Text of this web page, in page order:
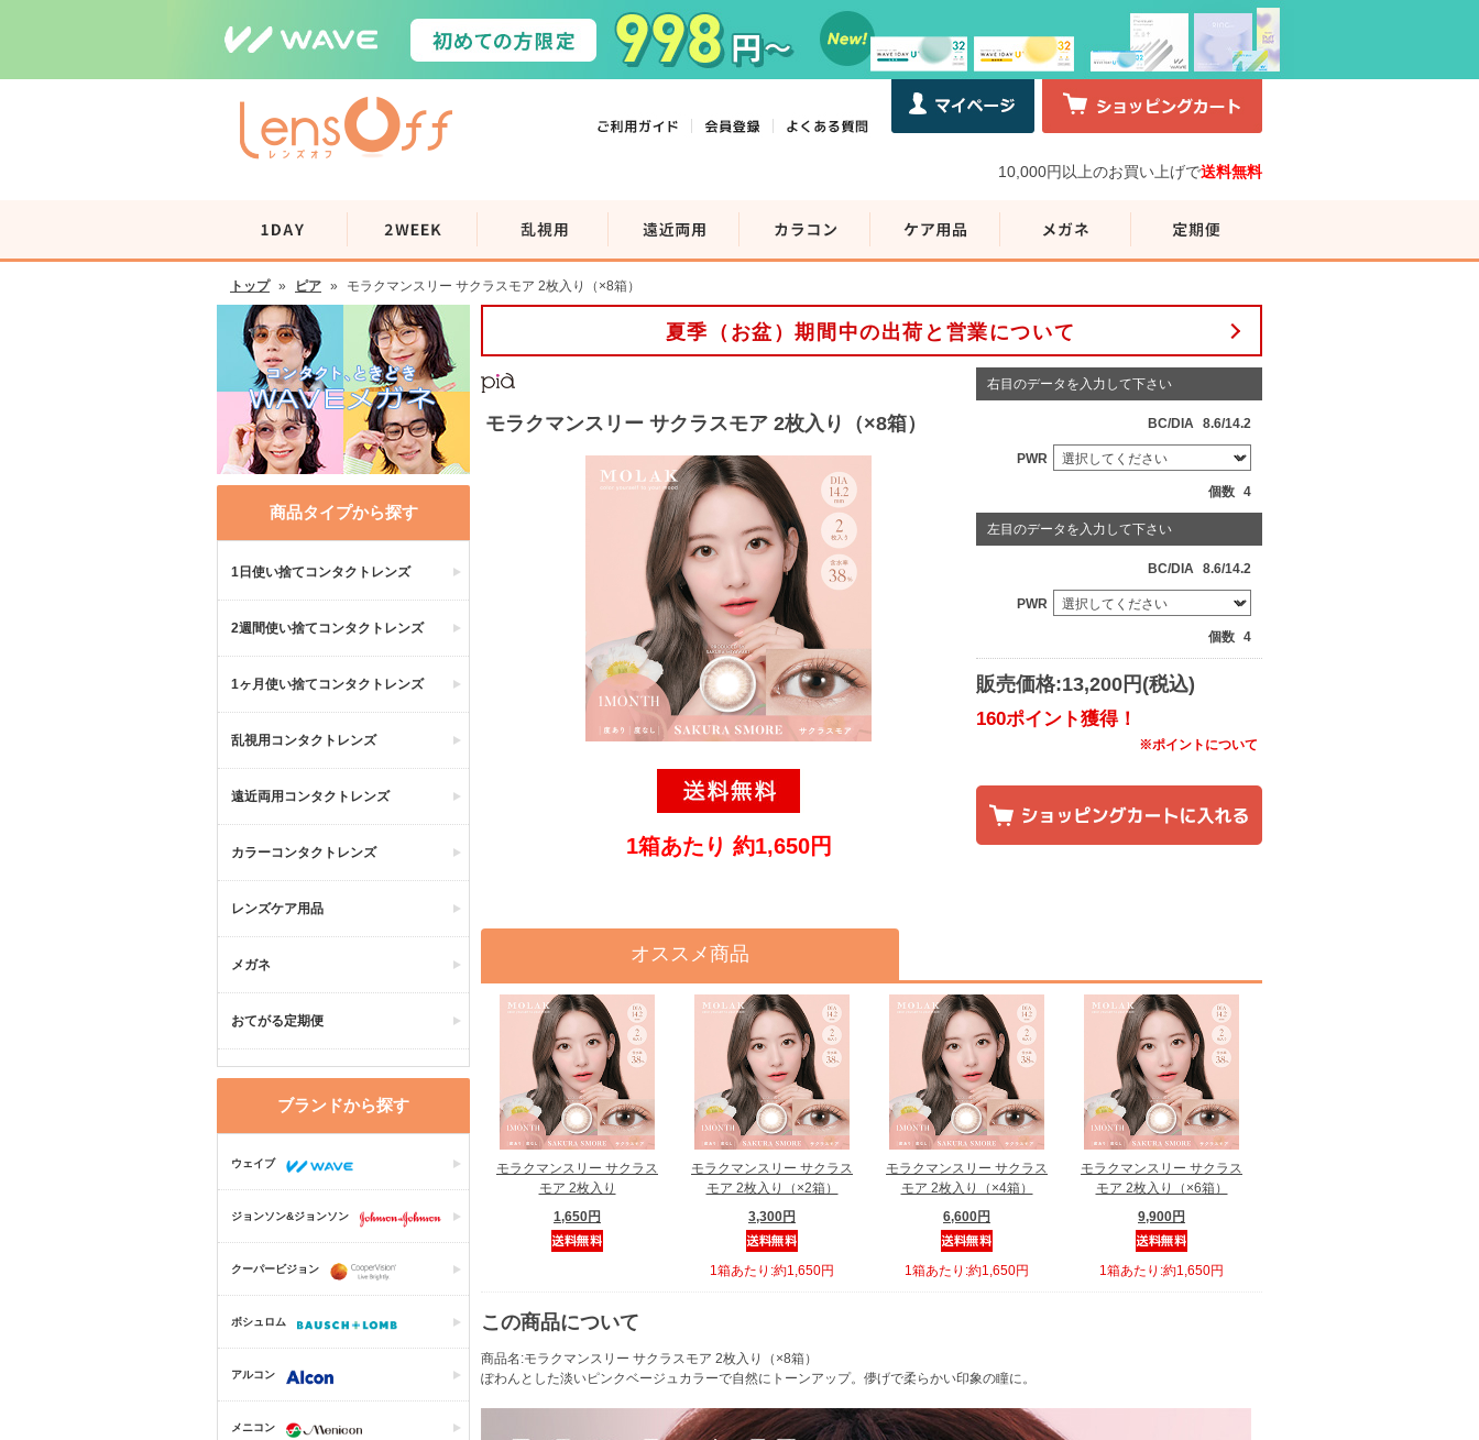
10,000円以上のお買い上げで送料無料
トップ » ピア » モラクマンスリー サクラスモア 2枚入り（×8箱）
商品タイプから探す
1日使い捨てコンタクトレンズ
2週間使い捨てコンタクトレンズ
1ヶ月使い捨てコンタクトレンズ
乱視用コンタクトレンズ
遠近両用コンタクトレンズ
カラーコンタクトレンズ
レンズケア用品
メガネ
おてがる定期便
ブランドから探す
ウェイブ
ジョンソン&ジョンソン
クーパービジョン
ボシュロム
アルコン
メニコン
夏季（お盆）期間中の出荷と営業について
モラクマンスリー サクラスモア 2枚入り（×8箱）
1箱あたり 約1,650円
右目のデータを入力して下さい
BC/DIA 8.6/14.2
PWR
個数 4
左目のデータを入力して下さい
BC/DIA 8.6/14.2
PWR
個数 4
販売価格:13,200円(税込)
160ポイント獲得！
※ポイントについて
オススメ商品
モラクマンスリー サクラス
モア 2枚入り
1,650円
モラクマンスリー サクラス
モア 2枚入り（×2箱）
3,300円
1箱あたり:約1,650円
モラクマンスリー サクラス
モア 2枚入り（×4箱）
6,600円
1箱あたり:約1,650円
モラクマンスリー サクラス
モア 2枚入り（×6箱）
9,900円
1箱あたり:約1,650円
この商品について
商品名:モラクマンスリー サクラスモア 2枚入り（×8箱）
ぽわんとした淡いピンクベージュカラーで自然にトーンアップ。儚げで柔らかい印象の瞳に。